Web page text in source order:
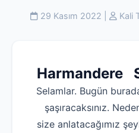
29 Kasım 2022 Kali
Harmandere
Selamlar. Bugün
şaşıracaksınız.
size anlatacağımız